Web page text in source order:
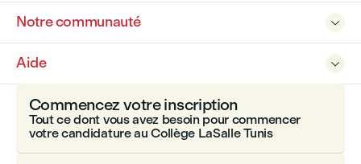

Notre communauté

Aide
Commencez votre inscription
Tout ce dont vous avez besoin pour commencer
votre candidature au Collège LaSalle Tunis